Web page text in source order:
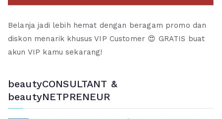
Belanja jadi lebih hemat dengan beragam promo dan
diskon menarik khusus VIP Customer 😍 GRATIS buat
akun VIP kamu sekarang!
beautyCONSULTANT &
beautyNETPRENEUR